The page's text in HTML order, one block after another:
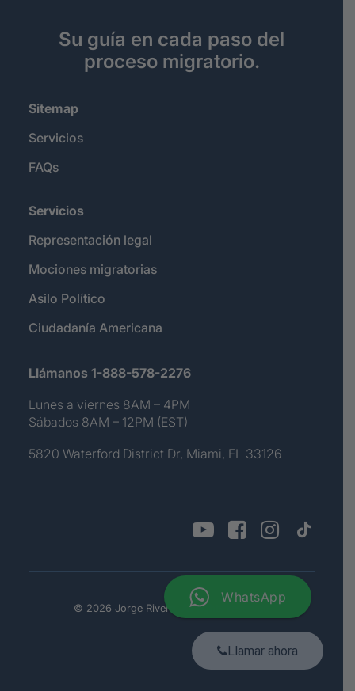
Su guía en cada paso del
proceso migratorio.
Sitemap
Servicios
FAQs
Servicios
Representación legal
Mociones migratorias
Asilo Político
Ciudadanía Americana
Llámanos 1-888-578-2276
Lunes a viernes 8AM – 4PM
Sábados 8AM – 12PM (EST)
5820 Waterford District Dr, Miami, FL 33126
© 2026 Jorge Rivera. All rights reserved
Llamar ahora
WhatsApp